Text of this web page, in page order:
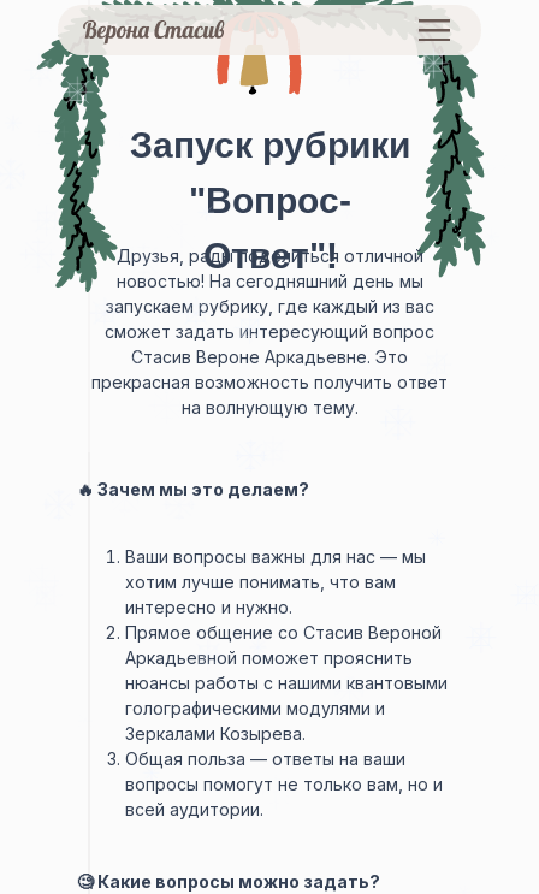
Запуск рубрики
"Вопрос-
Ответ"!
Друзья, рады поделиться отличной
новостью! На сегодняшний день мы
запускаем рубрику, где каждый из вас
сможет задать интересующий вопрос
Стасив Вероне Аркадьевне. Это
прекрасная возможность получить ответ
на волнующую тему.
🔥 Зачем мы это делаем?
Ваши вопросы важны для нас — мы
хотим лучше понимать, что вам
интересно и нужно.
Прямое общение со Стасив Вероной
Аркадьевной поможет прояснить
нюансы работы с нашими квантовыми
голографическими модулями и
Зеркалами Козырева.
Общая польза — ответы на ваши
вопросы помогут не только вам, но и
всей аудитории.
🧐 Какие вопросы можно задать?